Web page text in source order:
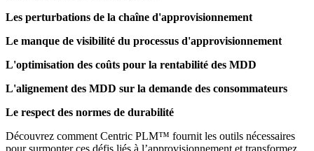
Les perturbations de la chaîne d'approvisionnement
Le manque de visibilité du processus d'approvisionnement
L'optimisation des coûts pour la rentabilité des MDD
L'alignement des MDD sur la demande des consommateurs
Le respect des normes de durabilité
Découvrez comment Centric PLM™ fournit les outils nécessaires
pour surmonter ces défis liés à l’approvisionnement et transformez